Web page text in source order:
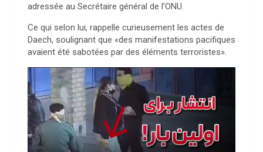
adressée au Secrétaire général de l’ONU.
Ce qui selon lui, rappelle curieusement les actes de
Daech, soulignant que «des manifestations pacifiques
avaient été sabotées par des éléments terroristes».